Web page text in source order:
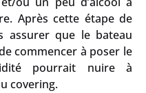
Après cette étape de
assurer que le bateau
commencer à poser le
pourrait nuire à
covering.